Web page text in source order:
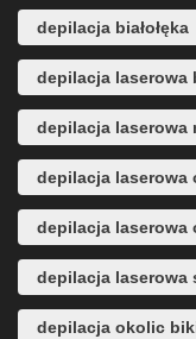
depilacja białołęka
depilacja laserowa
depilacja laserowa
depilacja laserowa
depilacja laserowa
depilacja laserowa
depilacja okolic